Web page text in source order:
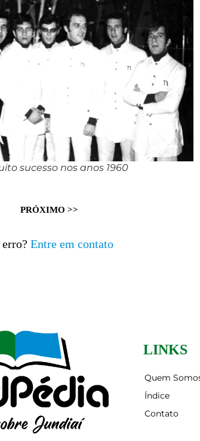
sucesso nos anos 1960
PRÓXIMO >>
Entre em contato
LINKS
Quem
Índice
Contato